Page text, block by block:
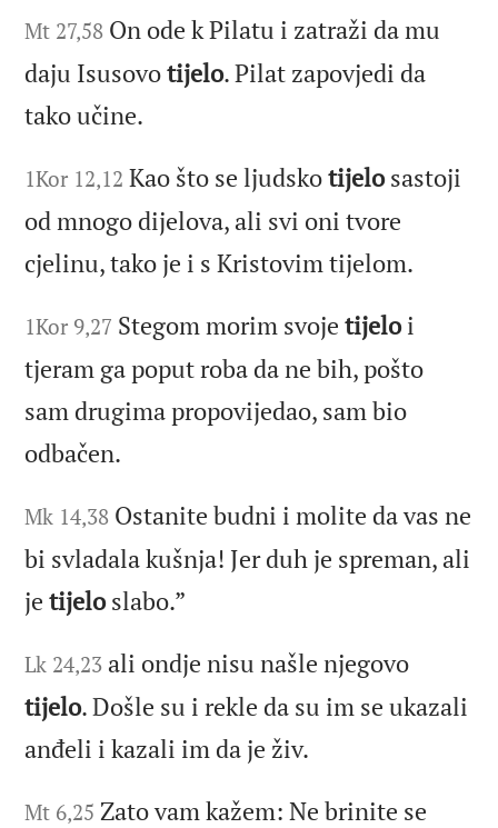
Mt 27,58 On ode k Pilatu i zatraži da mu
daju Isusovotijelo. Pilat zapovjedi da
tako učine.
1Kor 12,12 Kao što se ljudskotijelosastoji
od mnogo dijelova, ali svi oni tvore
cjelinu, tako je i s Kristovim tijelom.
1Kor 9,27 Stegom morim svojetijeloi
tjeram ga poput roba da ne bih, pošto
sam drugima propovijedao, sam bio
odbačen.
Mk 14,38 Ostanite budni i molite da vas ne
bi svladala kušnja! Jer duh je spreman, ali
jetijeloslabo.”
Lk 24,23 ali ondje nisu našle njegovo
tijelo. Došle su i rekle da su im se ukazali
anđeli i kazali im da je živ.
Mt 6,25 Zato vam kažem: Ne brinite se